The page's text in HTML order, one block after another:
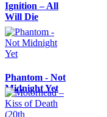
Ignition – All
Will Die
Phantom - Not
Midnight Yet